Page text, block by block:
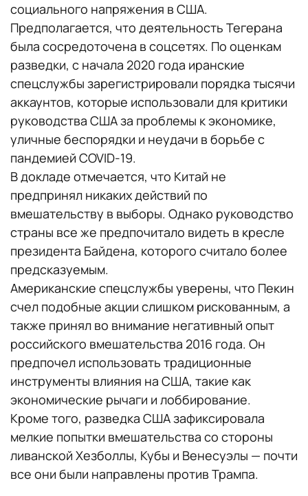
социального напряжения в США.
Предполагается, что деятельность Тегерана
была сосредоточена в соцсетях. По оценкам
разведки, с начала 2020 года иранские
спецслужбы зарегистрировали порядка тысячи
аккаунтов, которые использовали для критики
руководства США за проблемы к экономике,
уличные беспорядки и неудачи в борьбе с
пандемией COVID-19.
В докладе отмечается, что Китай не
предпринял никаких действий по
вмешательству в выборы. Однако руководство
страны все же предпочитало видеть в кресле
президента Байдена, которого считало более
предсказуемым.
Американские спецслужбы уверены, что Пекин
счел подобные акции слишком рискованным, а
также принял во внимание негативный опыт
российского вмешательства 2016 года. Он
предпочел использовать традиционные
инструменты влияния на США, такие как
экономические рычаги и лоббирование.
Кроме того, разведка США зафиксировала
мелкие попытки вмешательства со стороны
ливанской Хезболлы, Кубы и Венесуэлы — почти
все они были направлены против Трампа.